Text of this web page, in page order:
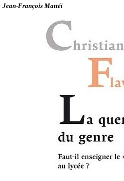
Jean-François Mattéi